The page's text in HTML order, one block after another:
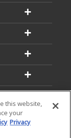
this website,
your
Privacy